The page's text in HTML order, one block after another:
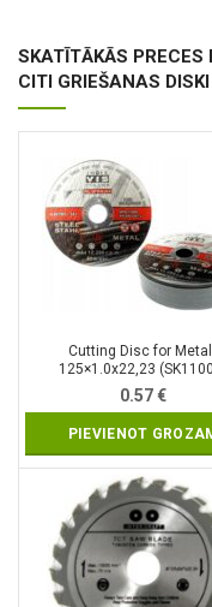
SKATĪTĀKĀS PRECES
CITI GRIEŠANAS DISKI
Cutting Disc for Metal |
125×1.0x22,23
0.57€
PIEVIENOT